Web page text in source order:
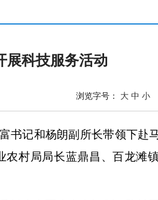
展科技服务活动
浏览字号： 大 中 小
书记和杨朗副所长带领下赴
村局局长蓝鼎昌、百龙滩